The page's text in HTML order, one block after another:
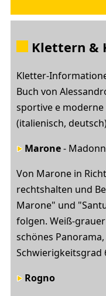
Klettern &
Kletter-
Buch von
sportive e
(italienisch,
Marone-
Von Marone in
rechtshalten und
Marone" und
folgen. Weiß-
schönes
Schwierigkeitsgrad
Rogno